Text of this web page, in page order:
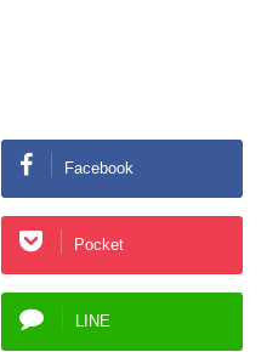
Facebook
Pocket
LINE